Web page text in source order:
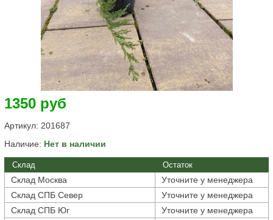
1350 руб
Артикул: 201687
Наличие: Нет в наличии
Склад Остаток
Склад Москва
Уточните у менеджера
Склад СПБ Север
Уточните у менеджера
Склад СПБ Юг
Уточните у менеджера